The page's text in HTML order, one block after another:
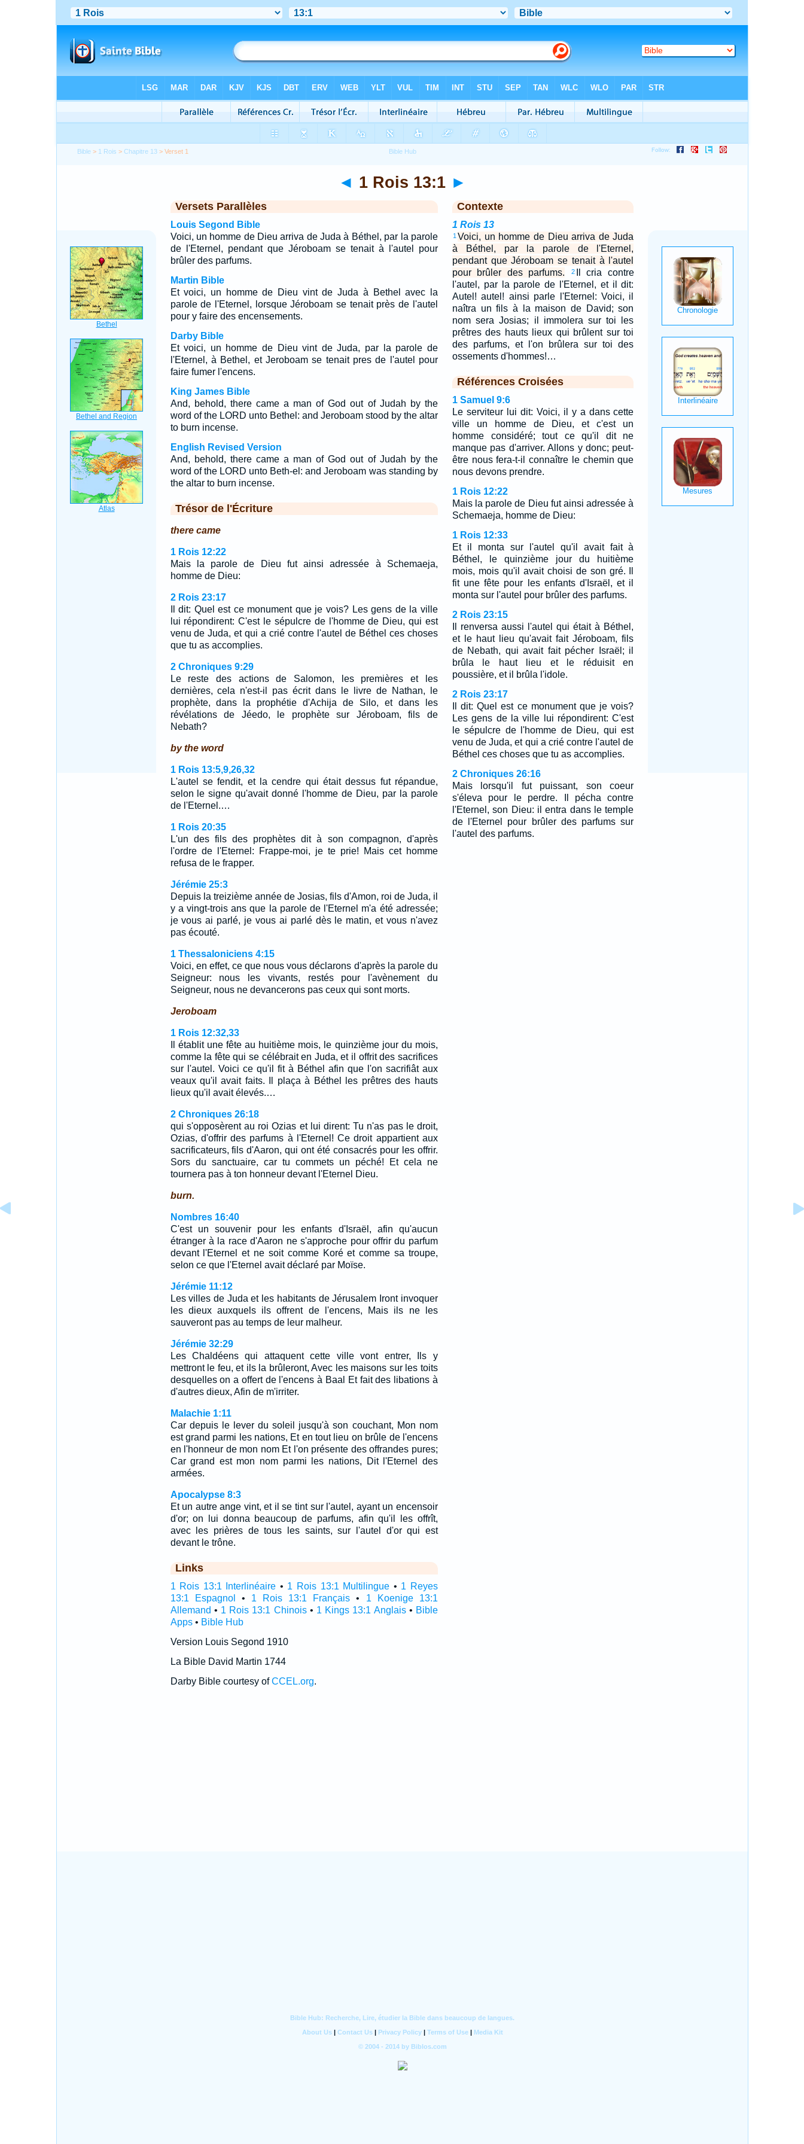
Bible > 1 Rois >Chapitre 13 > Verset 1
◄ 1 Rois 13:1 ►
Versets Parallèles
Louis Segond Bible
Voici, un homme de Dieu arriva de Juda à Béthel, par la parole
de l'Eternel, pendant que Jéroboam se tenait à l'autel pour
brûler des parfums.
Martin Bible
Et voici, un homme de Dieu vint de Juda à Bethel avec la
parole de l'Eternel, lorsque Jéroboam se tenait près de l'autel
pour y faire des encensements.
Darby Bible
Et voici, un homme de Dieu vint de Juda, par la parole de
l'Eternel, à Bethel, et Jeroboam se tenait pres de l'autel pour
faire fumer l'encens.
King James Bible
And, behold, there came a man of God out of Judah by the
word of the LORD unto Bethel: and Jeroboam stood by the altar
to burn incense.
English Revised Version
And, behold, there came a man of God out of Judah by the
word of the LORD unto Beth-el: and Jeroboam was standing by
the altar to burn incense.
Trésor de l'Écriture
there came
1 Rois 12:22
Mais la parole de Dieu fut ainsi adressée à Schemaeja,
homme de Dieu:
2 Rois 23:17
Il dit: Quel est ce monument que je vois? Les gens de la ville
lui répondirent: C'est le sépulcre de l'homme de Dieu, qui est
venu de Juda, et qui a crié contre l'autel de Béthel ces choses
que tu as accomplies.
2 Chroniques 9:29
Le reste des actions de Salomon, les premières et les
dernières, cela n'est-il pas écrit dans le livre de Nathan, le
prophète, dans la prophétie d'Achija de Silo, et dans les
révélations de Jéedo, le prophète sur Jéroboam, fils de
Nebath?
by the word
1 Rois 13:5,9,26,32
L'autel se fendit, et la cendre qui était dessus fut répandue,
selon le signe qu'avait donné l'homme de Dieu, par la parole
de l'Eternel.…
1 Rois 20:35
L'un des fils des prophètes dit à son compagnon, d'après
l'ordre de l'Eternel: Frappe-moi, je te prie! Mais cet homme
refusa de le frapper.
Jérémie 25:3
Depuis la treizième année de Josias, fils d'Amon, roi de Juda, il
y a vingt-trois ans que la parole de l'Eternel m'a été adressée;
je vous ai parlé, je vous ai parlé dès le matin, et vous n'avez
pas écouté.
1 Thessaloniciens 4:15
Voici, en effet, ce que nous vous déclarons d'après la parole du
Seigneur: nous les vivants, restés pour l'avènement du
Seigneur, nous ne devancerons pas ceux qui sont morts.
Jeroboam
1 Rois 12:32,33
Il établit une fête au huitième mois, le quinzième jour du mois,
comme la fête qui se célébrait en Juda, et il offrit des sacrifices
sur l'autel. Voici ce qu'il fit à Béthel afin que l'on sacrifiât aux
veaux qu'il avait faits. Il plaça à Béthel les prêtres des hauts
lieux qu'il avait élevés.…
2 Chroniques 26:18
qui s'opposèrent au roi Ozias et lui dirent: Tu n'as pas le droit,
Ozias, d'offrir des parfums à l'Eternel! Ce droit appartient aux
sacrificateurs, fils d'Aaron, qui ont été consacrés pour les offrir.
Sors du sanctuaire, car tu commets un péché! Et cela ne
tournera pas à ton honneur devant l'Eternel Dieu.
burn.
Nombres 16:40
C'est un souvenir pour les enfants d'Israël, afin qu'aucun
étranger à la race d'Aaron ne s'approche pour offrir du parfum
devant l'Eternel et ne soit comme Koré et comme sa troupe,
selon ce que l'Eternel avait déclaré par Moïse.
Jérémie 11:12
Les villes de Juda et les habitants de Jérusalem Iront invoquer
les dieux auxquels ils offrent de l'encens, Mais ils ne les
sauveront pas au temps de leur malheur.
Jérémie 32:29
Les Chaldéens qui attaquent cette ville vont entrer, Ils y
mettront le feu, et ils la brûleront, Avec les maisons sur les toits
desquelles on a offert de l'encens à Baal Et fait des libations à
d'autres dieux, Afin de m'irriter.
Malachie 1:11
Car depuis le lever du soleil jusqu'à son couchant, Mon nom
est grand parmi les nations, Et en tout lieu on brûle de l'encens
en l'honneur de mon nom Et l'on présente des offrandes pures;
Car grand est mon nom parmi les nations, Dit l'Eternel des
armées.
Apocalypse 8:3
Et un autre ange vint, et il se tint sur l'autel, ayant un encensoir
d'or; on lui donna beaucoup de parfums, afin qu'il les offrît,
avec les prières de tous les saints, sur l'autel d'or qui est
devant le trône.
Links
1 Rois 13:1 Interlinéaire • 1 Rois 13:1 Multilingue • 1 Reyes
13:1 Espagnol
• 1 Rois 13:1 Français • 1 Koenige 13:1
Allemand • 1 Rois 13:1 Chinois• 1 Kings 13:1 Anglais• Bible
Apps• Bible Hub
Version Louis Segond 1910
La Bible David Martin 1744
Darby Bible courtesy ofCCEL.org.
Contexte
1 Rois 13
1 Voici, un homme de Dieu arriva de Juda
à Béthel, par la parole de l'Eternel,
pendant que Jéroboam se tenait à l'autel
pour brûler des parfums.
2
Il cria contre
l'autel, par la parole de l'Eternel, et il dit:
Autel! autel! ainsi parle l'Eternel: Voici, il
naîtra un fils à la maison de David; son
nom sera Josias; il immolera sur toi les
prêtres des hauts lieux qui brûlent sur toi
des parfums, et l'on brûlera sur toi des
ossements d'hommes!…
Références Croisées
1 Samuel 9:6
Le serviteur lui dit: Voici, il y a dans cette
ville un homme de Dieu, et c'est un
homme considéré; tout ce qu'il dit ne
manque pas d'arriver. Allons y donc; peut-
être nous fera-t-il connaître le chemin que
nous devons prendre.
1 Rois 12:22
Mais la parole de Dieu fut ainsi adressée à
Schemaeja, homme de Dieu:
1 Rois 12:33
Et il monta sur l'autel qu'il avait fait à
Béthel, le quinzième jour du huitième
mois, mois qu'il avait choisi de son gré. Il
fit une fête pour les enfants d'Israël, et il
monta sur l'autel pour brûler des parfums.
2 Rois 23:15
Il renversa aussi l'autel qui était à Béthel,
et le haut lieu qu'avait fait Jéroboam, fils
de Nebath, qui avait fait pécher Israël; il
brûla le haut lieu et le réduisit en
poussière, et il brûla l'idole.
2 Rois 23:17
Il dit: Quel est ce monument que je vois?
Les gens de la ville lui répondirent: C'est
le sépulcre de l'homme de Dieu, qui est
venu de Juda, et qui a crié contre l'autel de
Béthel ces choses que tu as accomplies.
2 Chroniques 26:16
Mais lorsqu'il fut puissant, son coeur
s'éleva pour le perdre. Il pécha contre
l'Eternel, son Dieu: il entra dans le temple
de l'Eternel pour brûler des parfums sur
l'autel des parfums.